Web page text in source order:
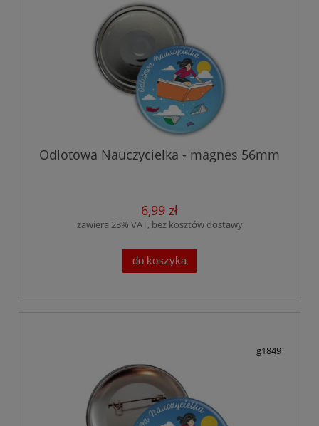
Odlotowa Nauczycielka - magnes 56mm
6,99 zł
zawiera 23% VAT, bez kosztów dostawy
do koszyka
g1849